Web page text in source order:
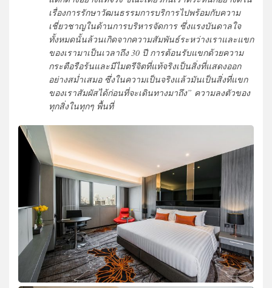
เรื่องการรักษาวัฒนธรรมการบริการไปพร้อมกับความ
เชี่ยวชาญในด้านการบริหารจัดการ ซึ่งแรงบันดาลใจ
ทั้งหมดนั้นล้วนเกิดจากความสัมพันธ์ระหว่างเราและแขก
ของเรามาเป็นเวลาถึง 30 ปี การต้อนรับแขกด้วยความ
กระตือรือร้นและมีไมตรีจิตที่แท้จริงเป็นสิ่งที่แสดงออก
อย่างสม่ำเสมอ ซึ่งในความเป็นจริงแล้วมันเป็นสิ่งที่แขก
ของเราสัมผัสได้ก่อนที่จะเดินทางมาถึง” ความลงตัวของ
ทุกสิ่งในทุกๆ พื้นที่